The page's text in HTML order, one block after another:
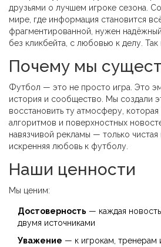
друзьями о лучшем игроке сезона.
мире, где информация становится
фрагментированной, нужен
без кликбейта, с любовью к делу. Так
Почему мы
Футбол — это не просто игра. Это
история и сообщество. Мы создали
восстановить ту атмосферу, которая
алгоритмов и поверхностных
навязчивой рекламы — только
искренняя любовь к футболу.
Наши ценности
Мы ценим:
Достоверность — каждая
двумя источниками
Уважение — к игрокам, тренерам